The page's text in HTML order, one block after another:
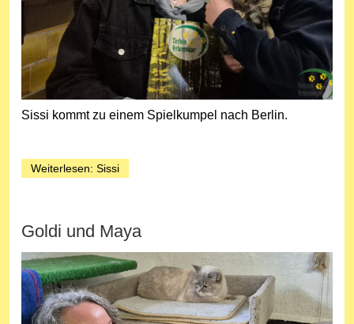
Sissi kommt zu einem Spielkumpel nach Berlin.
Weiterlesen: Sissi
Goldi und Maya